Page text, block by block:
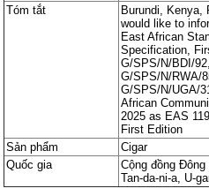
Tóm tắt
Burundi, Kenya,
would like to
East African
Specification,
G/SPS/N/BDI/
G/SPS/N/RWA/
G/SPS/N/UGA/
African
2025 as EAS
First Edition
Sản phẩm
Cigar
Quốc gia
Cộng đồng Đông
Tan-da-ni-a, U-